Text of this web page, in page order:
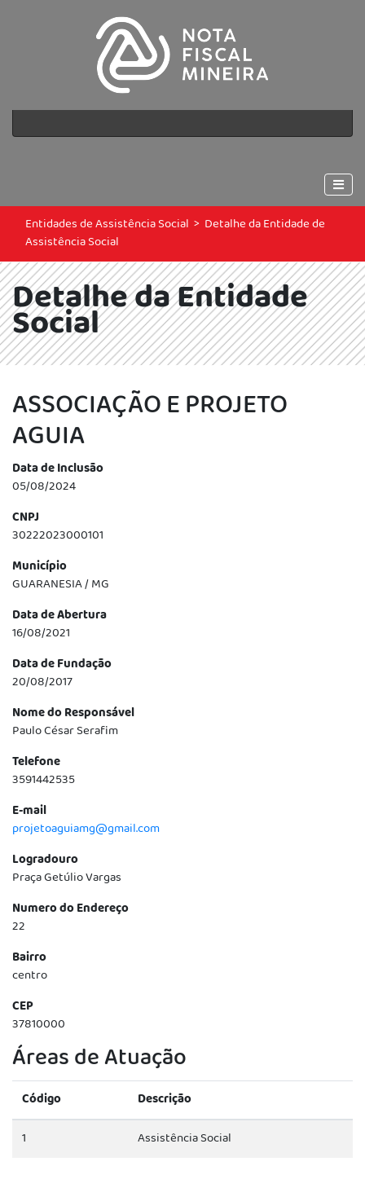
Entidades de Assistência Social > Detalhe da Entidade de
Assistência Social
Detalhe da Entidade
Social
ASSOCIAÇÃO E PROJETO
AGUIA
Data de Inclusão
05/08/2024
CNPJ
30222023000101
Município
GUARANESIA / MG
Data de Abertura
16/08/2021
Data de Fundação
20/08/2017
Nome do Responsável
Paulo César Serafim
Telefone
3591442535
E-mail
projetoaguiamg@gmail.com
Logradouro
Praça Getúlio Vargas
Numero do Endereço
22
Bairro
centro
CEP
37810000
Áreas de Atuação
Código
Descrição
1
Assistência Social